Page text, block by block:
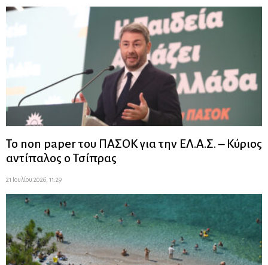
Το non paper του ΠΑΣΟΚ για την ΕΛ.Α.Σ. – Κύριος
αντίπαλος ο Τσίπρας
21 Ιουλίου 2026, 11:29